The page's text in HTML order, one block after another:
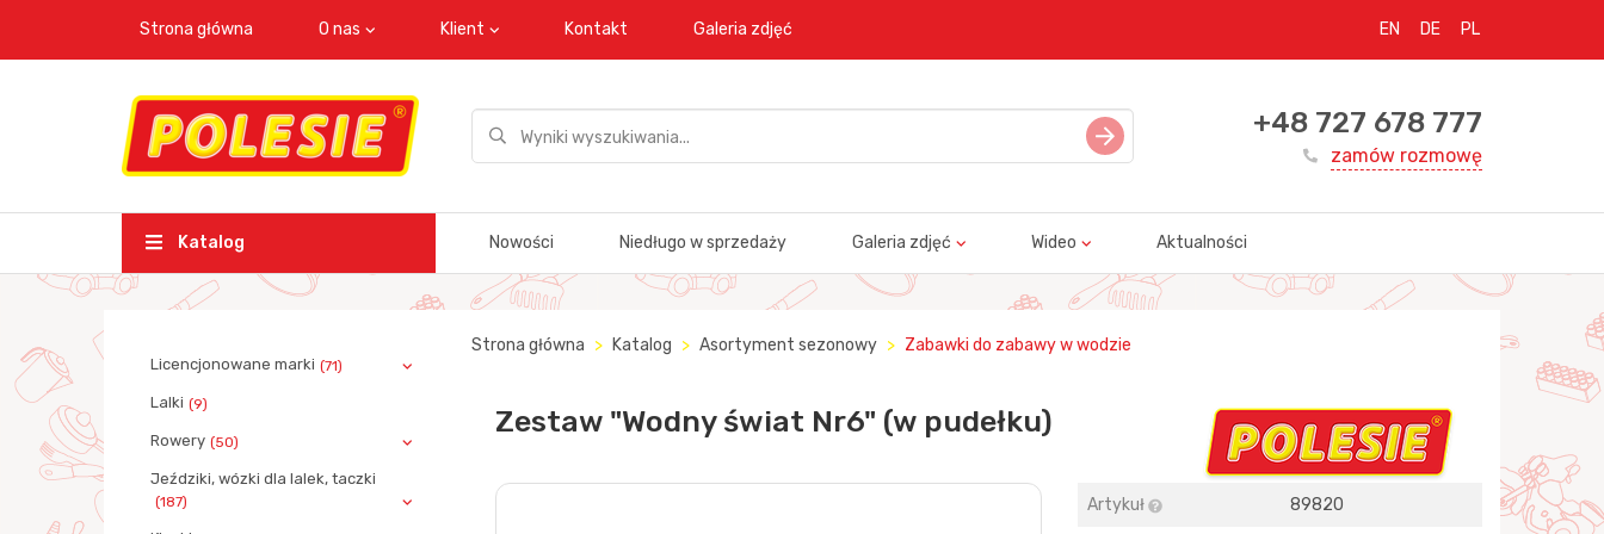
Strona główna O nas Klient Kontakt Galeria zdjęć EN DE PL
+48 727 678 777
zamów rozmowę
Katalog Nowości Niedługo w sprzedaży Galeria zdjęć Wideo Aktualności
Licencjonowane marki (71)
Lalki (9)
Rowery (50)
Jeździki, wózki dla lalek, taczki
(187)
Strona główna Katalog Asortyment sezonowy Zabawki do zabawy w wodzie
Zestaw "Wodny świat Nr6" (w pudełku)
Artykuł 89820